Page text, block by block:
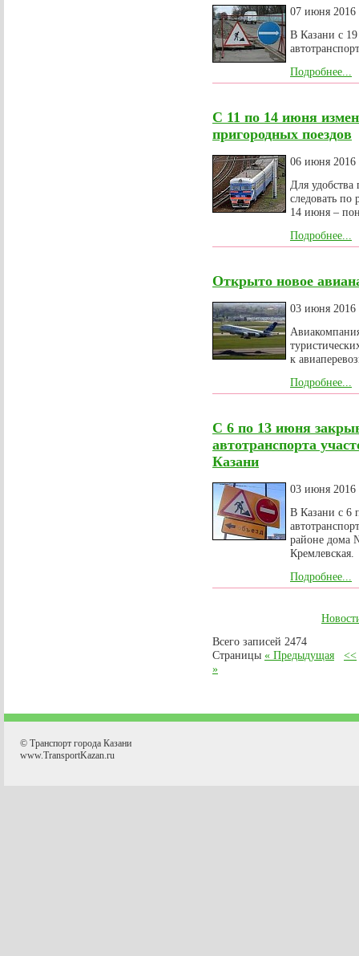
07 июня 2016
В Казани с
Подробнее...
С 11 по 14 июня
пригородных поездов
06 июня 2016
Для
следовать по
14 июня –
Подробнее...
Открыто новое
03 июня 2016
к
Подробнее...
С 6 по 13 июня
автотранспорта
Казани
03 июня 2016
В Казани с 6
районе дома
Кремлевская.
Подробнее...
Всего записей 2474
Страницы « Предыдущая
<<
»
© Транспорт города Казани
www.TransportKazan.ru